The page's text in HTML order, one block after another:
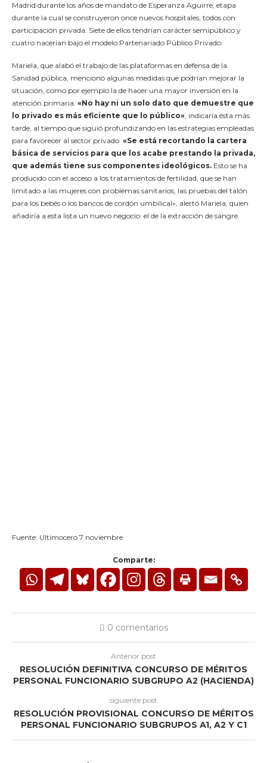
Madrid durante los años de mandato de Esperanza Aguirre, etapa
durante la cual se construyeron once nuevos hospitales, todos con
participación privada. Siete de ellos tendrían carácter semipúblico y
cuatro nacerían bajo el modelo Partenariado Público Privado.
Mariela, que alabó el trabajo de las plataformas en defensa de la
Sanidad pública, mencionó algunas medidas que podrían mejorar la
situación, como por ejemplo la de hacer una mayor inversión en la
atención primaria. «No hay ni un solo dato que demuestre que
lo privado es más eficiente que lo público», indicaría ésta más
tarde, al tiempo que siguió profundizando en las estrategias empleadas
para favorecer al sector privado. «Se está recortando la cartera
básica de servicios para que los acabe prestando la privada,
que además tiene sus componentes ideológicos. Esto se ha
producido con el acceso a los tratamientos de fertilidad, que se han
limitado a las mujeres con problemas sanitarios, las pruebas del talón
para los bebés o los bancos de cordón umbilical», alertó Mariela, quien
añadiría a esta lista un nuevo negocio: el de la extracción de sangre.
Fuente: Ultimocero 7 noviembre
Comparte:
0 comentarios
Anterior post
RESOLUCIÓN DEFINITIVA CONCURSO DE MÉRITOS
PERSONAL FUNCIONARIO SUBGRUPO A2 (HACIENDA)
siguiente post
RESOLUCIÓN PROVISIONAL CONCURSO DE MÉRITOS
PERSONAL FUNCIONARIO SUBGRUPOS A1, A2 Y C1